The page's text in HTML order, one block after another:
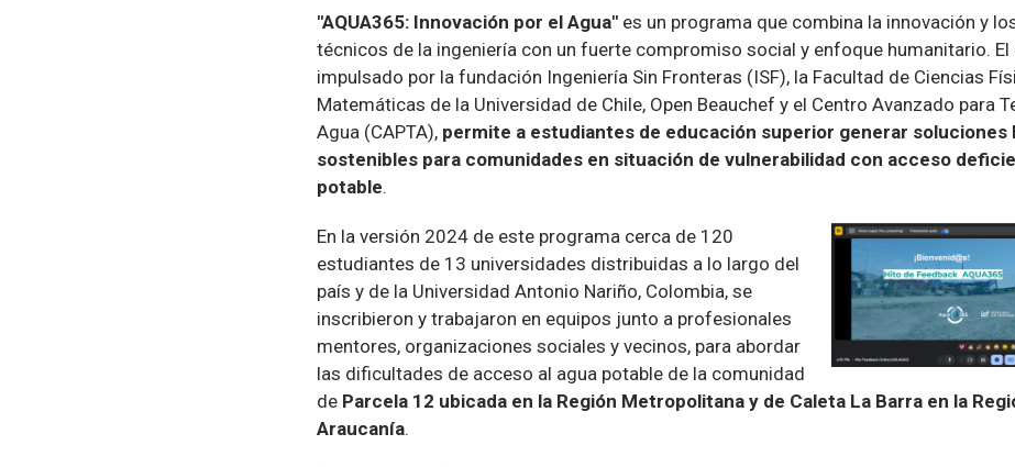
"AQUA365: Innovación por el Agua" es un programa que combina la innovación y
técnicos de la ingeniería con un fuerte compromiso social y enfoque humanitario.
impulsado por la fundación Ingeniería Sin Fronteras (ISF), la Facultad de Ciencias
Matemáticas de la Universidad de Chile, Open Beauchef y el Centro Avanzado para
Agua (CAPTA), permite a estudiantes de educación superior generar soluciones
sostenibles para comunidades en situación de vulnerabilidad con acceso
potable.
En la versión 2024 de este programa cerca de 120
estudiantes de 13 universidades distribuidas a lo largo del
país y de la Universidad Antonio Nariño, Colombia, se
inscribieron y trabajaron en equipos junto a profesionales
mentores, organizaciones sociales y vecinos, para abordar
las dificultades de acceso al agua potable de la comunidad
de Parcela 12 ubicada en la Región Metropolitana y de Caleta La Barra en la
Araucanía.